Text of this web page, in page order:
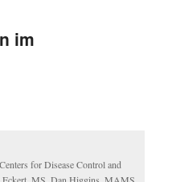
im
for Disease Control and
MS, Dan Higgins, MAMS